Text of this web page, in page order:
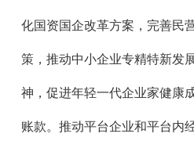
化国资国企改革方案，完善民
策，推动中小企业专精特新发
神，促进年轻一代企业家健康
账款。推动平台企业和平台内